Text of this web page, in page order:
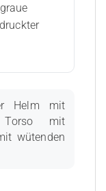
Helm mit
Torso mit
wütenden